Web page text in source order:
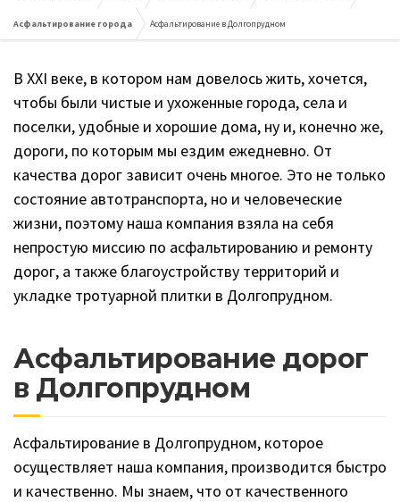
Асфальтирование города Асфальтирование в Долгопрудном
В XXI веке, в котором нам довелось жить, хочется,
чтобы были чистые и ухоженные города, села и
поселки, удобные и хорошие дома, ну и, конечно же,
дороги, по которым мы ездим ежедневно. От
качества дорог зависит очень многое. Это не только
состояние автотранспорта, но и человеческие
жизни, поэтому наша компания взяла на себя
непростую миссию по асфальтированию и ремонту
дорог, а также благоустройству территорий и
укладке тротуарной плитки в Долгопрудном.
Асфальтирование дорог
в Долгопрудном
Асфальтирование в Долгопрудном, которое
осуществляет наша компания, производится быстро
и качественно. Мы знаем, что от качественного